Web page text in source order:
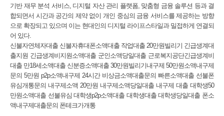
기반 재무 분석 서비스, 디지털 자산 관리 플랫폼, 맞춤형 금융 솔루션 등과 결
합되면서 시간과 공간의 제약 없이 개인 중심의 금융 서비스를 제공하는 방향
으로 확장되고 있으며 이는 현대인의 디지털 라이프스타일과 밀접하게 연결되
어 있다.
신불자연체자대출 신불자휴대폰소액대출 작업대출 20만원빌리기 긴급생계대
출지원 긴급생계비지원소액대출 군인소액당일대출 근로복지공단긴급생계비
대출 만18세소액대출 신분증소액대출 30만원빌리기내구제 50만원소액내구제
문의 5만원 p2p소액내구제 24시간 비상금소액대출문의 빠른소액대출 선불폰
유심개통문의 내구제소액 20만원 내구제소액당일대출 내구제 대출 대학생50
만원소액대출 선불유심 대학생p2p소액대출 대학생대출 대학생당일대출 폰소
액내구제대출문의 폰테크가개통